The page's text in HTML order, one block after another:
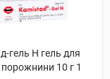
гель Н гель для
порожнини 10 г 1